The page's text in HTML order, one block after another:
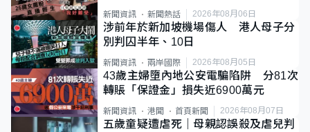
新聞資訊 新聞熱話 2026年08月06日
涉前年於新加坡機場傷人 港人母子分
別判囚半年、10日
新聞資訊 兩岸國際 2026年08月05日
43歲主婦墮內地公安電騙陷阱 分81次
轉賬「保證金」損失近6900萬元
新聞資訊 港聞 首頁新聞 2026年08月07日
五歲童疑遭虐死｜母親認誤殺及虐兒判